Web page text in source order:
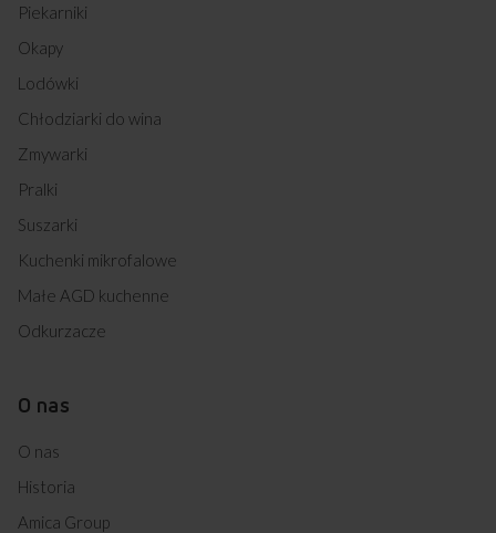
Piekarniki
Okapy
Lodówki
Chłodziarki do wina
Zmywarki
Pralki
Suszarki
Kuchenki mikrofalowe
Małe AGD kuchenne
Odkurzacze
O nas
O nas
Historia
Amica Group